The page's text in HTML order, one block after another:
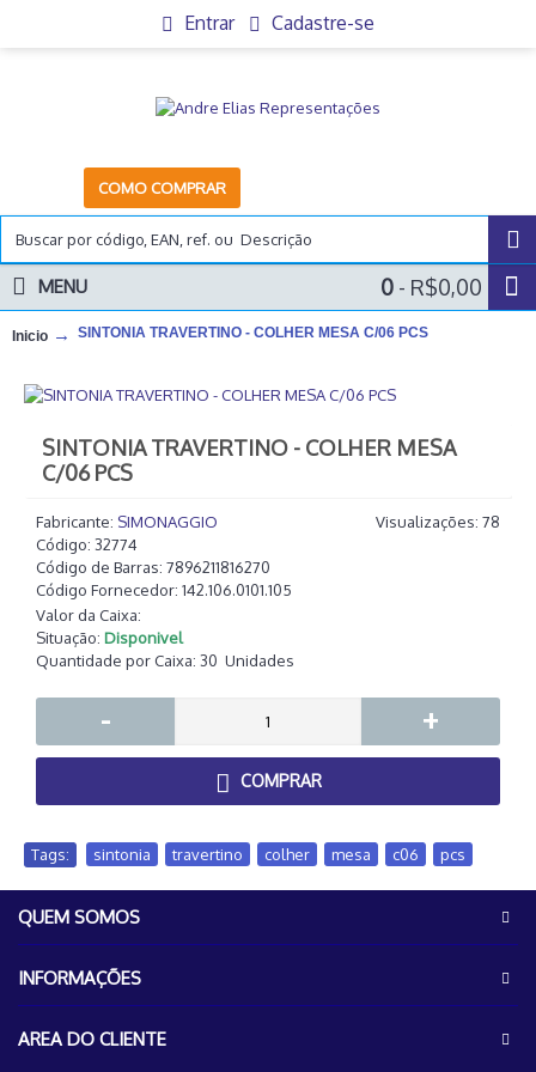
Entrar Cadastre-se
COMO COMPRAR
0 - R$0,00
MENU
Inicio SINTONIA TRAVERTINO - COLHER MESA C/06 PCS
SINTONIA TRAVERTINO - COLHER MESA
C/06 PCS
Visualizações: 78
Fabricante: SIMONAGGIO
Código: 32774
Código de Barras: 7896211816270
Código Fornecedor: 142.106.0101.105
Valor da Caixa:
Situação: Disponivel
Quantidade por Caixa: 30 Unidades
- +
COMPRAR
Tags: sintonia travertino colher mesa c06 pcs
QUEM SOMOS
INFORMAÇÕES
AREA DO CLIENTE